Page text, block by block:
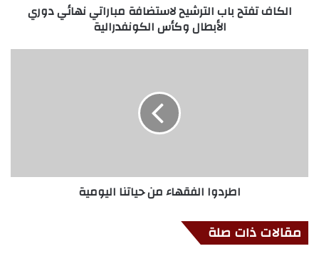
الكاف تفتح باب الترشيح لاستضافة مباراتي نهائي دوري
الأبطال وكأس الكونفدرالية
اطردوا الفقهاء من حياتنا اليومية
مقالات ذات صلة